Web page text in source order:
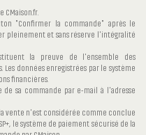
CMaison.fr.
"Confirmer la commande" après le
pleinement et sans réserve l'intégralité
la preuve de l'ensemble des
Les données enregistrées par le système
financières.
sa commande par e-mail à l'adresse
vente n'est considérée comme conclue
le système de paiement sécurisé de la